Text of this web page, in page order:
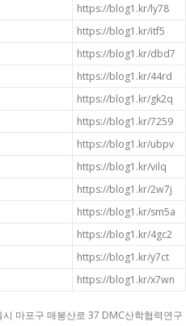
https://blog1.kr/ly78
https://blog1.kr/itf5
https://blog1.kr/dbd7
https://blog1.kr/44rd
https://blog1.kr/gk2q
https://blog1.kr/7259
https://blog1.kr/ubpv
https://blog1.kr/vilq
https://blog1.kr/2w7j
https://blog1.kr/sm5a
https://blog1.kr/4gc2
https://blog1.kr/y7ct
https://blog1.kr/x7wn
마포구 매봉산로 37 DMC산학협력연구